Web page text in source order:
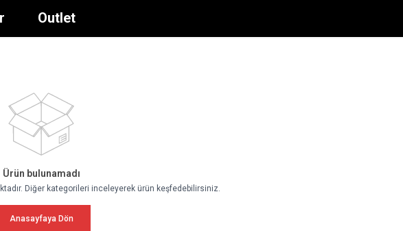
Outlet
Ürün bulunamadı
Diğer kategorileri inceleyerek ürün keşfedebilirsiniz.
Anasayfaya Dön